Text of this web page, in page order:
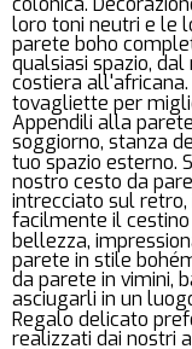
loro toni neutri e le
parete boho
qualsiasi spazio,
costiera
tovagliette per
Appendili alla
soggiorno, stanza
tuo spazio esterno.
nostro cesto da
intrecciato sul
facilmente il
bellezza,
parete in stile
da parete in vimini,
asciugarli in un
Regalo delicato
realizzati dai nostri